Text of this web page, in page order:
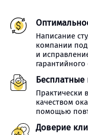
Написание
компании
и
гарантийного
Бесплатные
Практически
качеством
помощью
Доверие